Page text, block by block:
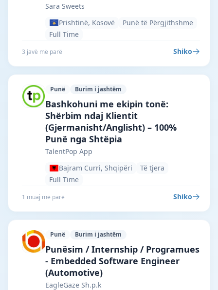
Sara Sweets
Prishtinë, Kosovë
Punë të Përgjithshme
Full Time
3 javë më parë Shiko
Punë Burim i jashtëm
TalentPop App · Bajram Curri · #6998 —
Bashkohuni me ekipin tonë:
Shërbim ndaj Klientit
(Gjermanisht/Anglisht) – 100%
Punë nga Shtëpia
TalentPop App
Bajram Curri, Shqipëri
Të tjera
Full Time
1 muaj më parë Shiko
Punë Burim i jashtëm
EagleGaze Sh.p.k · Tiranë · #5866 —
Punësim / Internship / Programues
- Embedded Software Engineer
(Automotive)
EagleGaze Sh.p.k